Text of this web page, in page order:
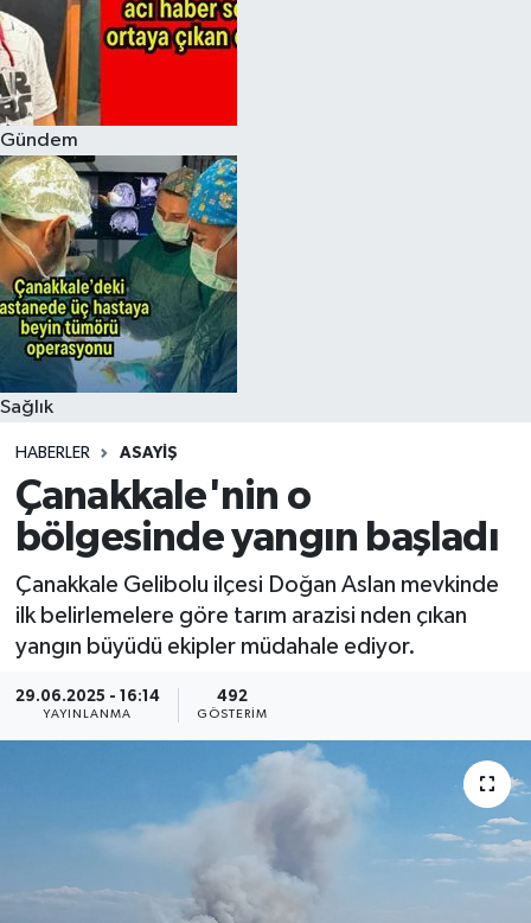
Gündem
Sağlık
HABERLER ASAYIŞ
Çanakkale'nin o
bölgesinde yangın başladı
Çanakkale Gelibolu ilçesi Doğan Aslan mevkinde
ilk belirlemelere göre tarım arazisi nden çıkan
yangın büyüdü ekipler müdahale ediyor.
29.06.2025 - 16:14
YAYINLANMA
492
GÖSTERIM